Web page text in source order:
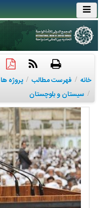
خانه / فهرست مطالب / پروژه ها
/ سیستان و بلوچستان